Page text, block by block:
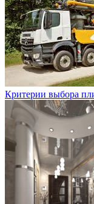
Критерии выбора